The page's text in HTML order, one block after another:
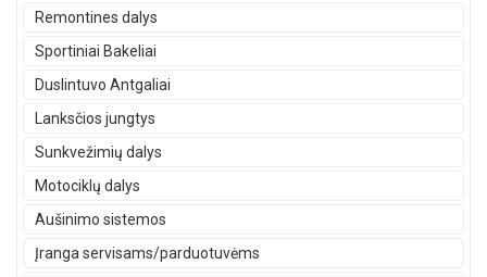
Remontines dalys
Sportiniai Bakeliai
Duslintuvo Antgaliai
Lanksčios jungtys
Sunkvežimių dalys
Motociklų dalys
Aušinimo sistemos
Įranga servisams/parduotuvėms